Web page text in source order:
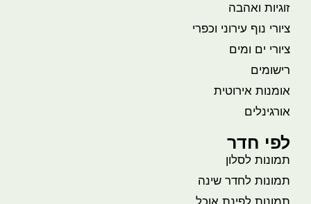
זוגיות ואהבה
ציורי נוף עירוני וכפרי
ציורי ים ומים
רישומים
אומנות אירוטית
אורגינלים
לפי חדר
תמונות לסלון
תמונות לחדר שינה
תמונות לפינת אוכל